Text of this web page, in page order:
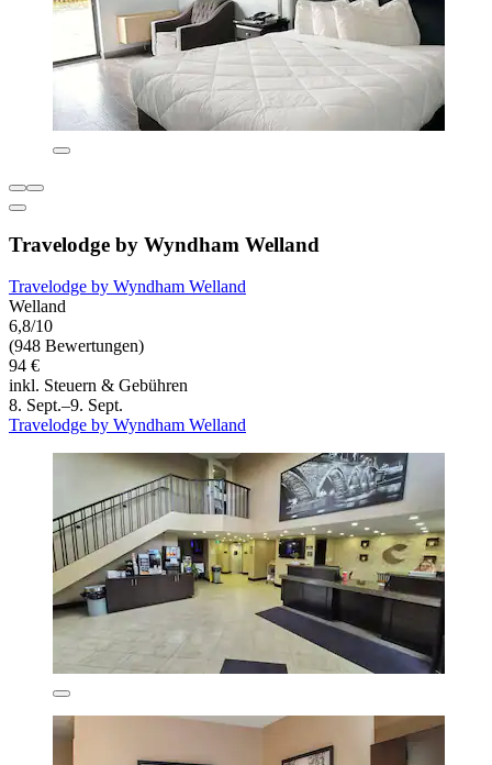
Travelodge by Wyndham Welland
Travelodge by Wyndham Welland
Welland
6,8/10
(948 Bewertungen)
94 €
inkl. Steuern & Gebühren
8. Sept.–9. Sept.
Travelodge by Wyndham Welland